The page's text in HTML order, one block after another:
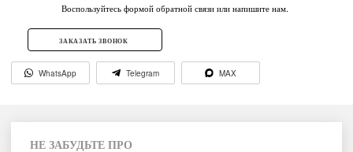
Воспользуйтесь формой обратной связи или напишите нам.
ЗАКАЗАТЬ ЗВОНОК
WhatsApp Telegram MAX
НЕ ЗАБУДЬТЕ ПРО